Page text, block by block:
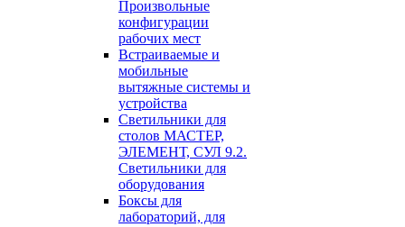
Произвольные
конфигурации
рабочих мест
Встраиваемые и
мобильные
вытяжные системы и
устройства
Светильники для
столов МАСТЕР,
ЭЛЕМЕНТ, СУЛ 9.2.
Светильники для
оборудования
Боксы для
лабораторий, для